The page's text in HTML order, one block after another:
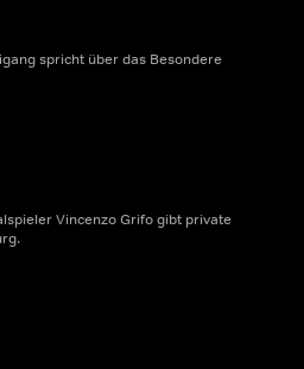
spricht über das Besondere
Vincenzo Grifo gibt private